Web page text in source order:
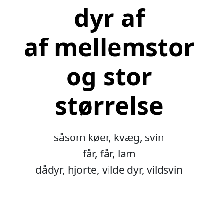
dyr af
af mellemstor
og stor
størrelse
såsom køer, kvæg, svin
får, får, lam
dådyr, hjorte, vilde dyr, vildsvin